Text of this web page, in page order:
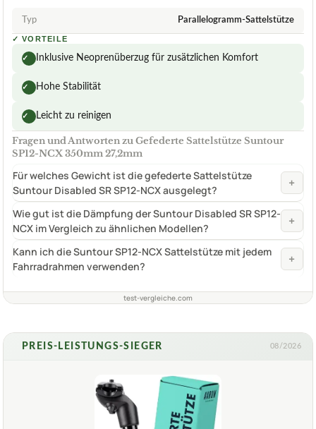
Typ Parallelogramm-Sattelstütze
✓ VORTEILE
✓ Inklusive Neoprenüberzug für zusätzlichen Komfort
✓ Hohe Stabilität
✓ Leicht zu reinigen
Fragen und Antworten zu Gefederte Sattelstütze Suntour
SP12-NCX 350mm 27,2mm
Für welches Gewicht ist die gefederte Sattelstütze
Suntour Disabled SR SP12-NCX ausgelegt?
+
Wie gut ist die Dämpfung der Suntour Disabled SR SP12-
NCX im Vergleich zu ähnlichen Modellen?
+
Kann ich die Suntour SP12-NCX Sattelstütze mit jedem
Fahrradrahmen verwenden?
+
test-vergleiche.com
PREIS-LEISTUNGS-SIEGER 08/2026